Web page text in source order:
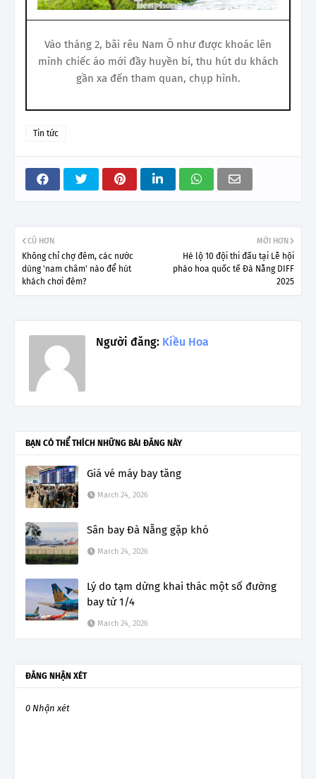
Vào tháng 2, bãi rêu Nam Ô như được khoác lên
mình chiếc áo mới đầy huyền bí, thu hút du khách
gần xa đến tham quan, chụp hình.
Tin tức
MỚI HƠN
Hé lộ 10 đội thi đấu tại Lễ hội
pháo hoa quốc tế Đà Nẵng DIFF
2025
CŨ HƠN
Không chỉ chợ đêm, các nước
dùng 'nam châm' nào để hút
khách chơi đêm?
Người đăng: Kiều Hoa
BẠN CÓ THỂ THÍCH NHỮNG BÀI ĐĂNG NÀY
Giá vé máy bay tăng
March 24, 2026
Sân bay Đà Nẵng gặp khó
March 24, 2026
Lý do tạm dừng khai thác một số đường
bay từ 1/4
March 24, 2026
ĐĂNG NHẬN XÉT
0 Nhận xét